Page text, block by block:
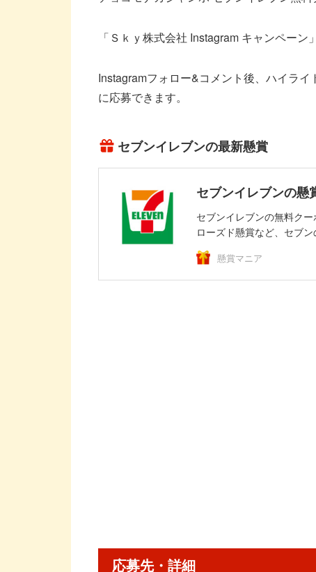
「Ｓｋｙ株式会社 Instagram キャンペーン
Instagramフォロー&コメント後、ハイラ
に応募できます。
セブンイレブンの最新懸賞
セブンイレブンの懸
セブンイレブンの無料ク
ローズド懸賞など、セブ
懸賞マニア
応募先・詳細